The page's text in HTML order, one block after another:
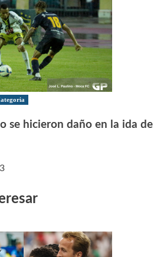
se hicieron daño en la ida de